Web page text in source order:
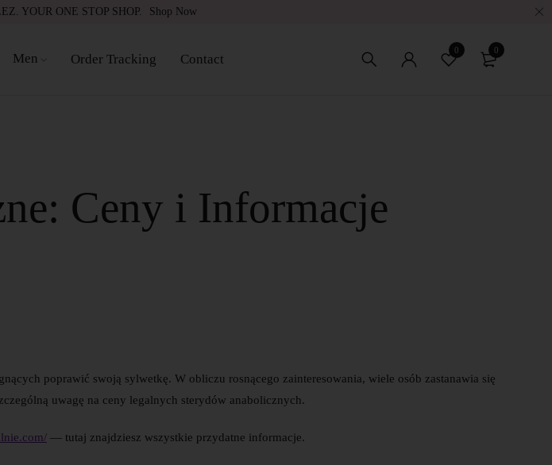
YOUR ONE STOP SHOP. Shop Now
Men Order Tracking Contact
0 0
Ceny i Informacje
poprawić swoją sylwetkę. W obliczu rosnącego zainteresowania, wiele osób zastanawia się
uwagę na ceny legalnych sterydów anabolicznych.
— tutaj znajdziesz wszystkie przydatne informacje.